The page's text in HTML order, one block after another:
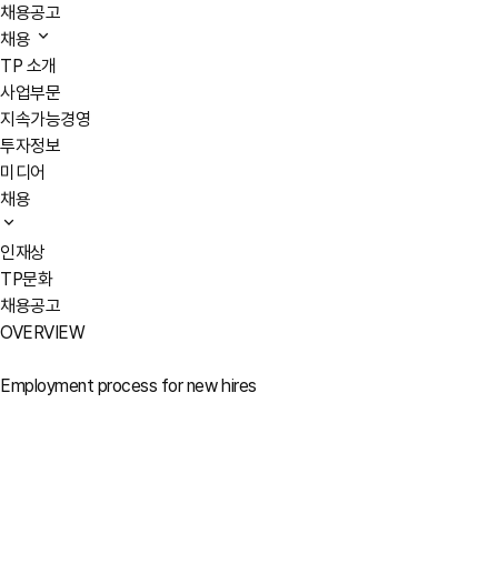
채용공고
채용
TP 소개
사업부문
지속가능경영
투자정보
미디어
채용
인재상
TP문화
채용공고
OVERVIEW
Employment process for new hires